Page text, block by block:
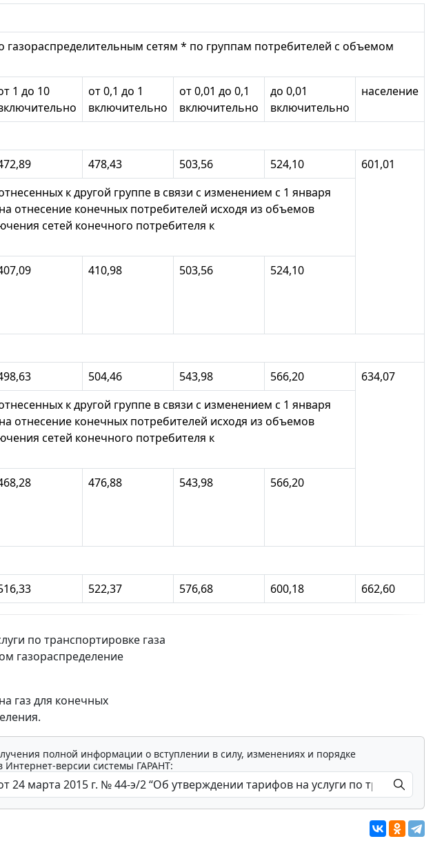
газораспределительным сетям * по группам потребителей с объемом
1 до 10
от 0,1 до 1
включительно
от 0,01 до 0,1
включительно
до 0,01
включительно
население
478,43 503,56 524,10
601,01
к другой группе в связи с изменением с 1 января
отнесение конечных потребителей исходя из объемов
сетей конечного потребителя к
410,98 503,56 524,10
504,46 543,98 566,20
634,07
к другой группе в связи с изменением с 1 января
отнесение конечных потребителей исходя из объемов
сетей конечного потребителя к
476,88 543,98 566,20
522,37 576,68 600,18 662,60
по транспортировке газа
газораспределение
газ для конечных
полной информации о вступлении в силу, изменениях и порядке
Интернет-версии системы ГАРАНТ: